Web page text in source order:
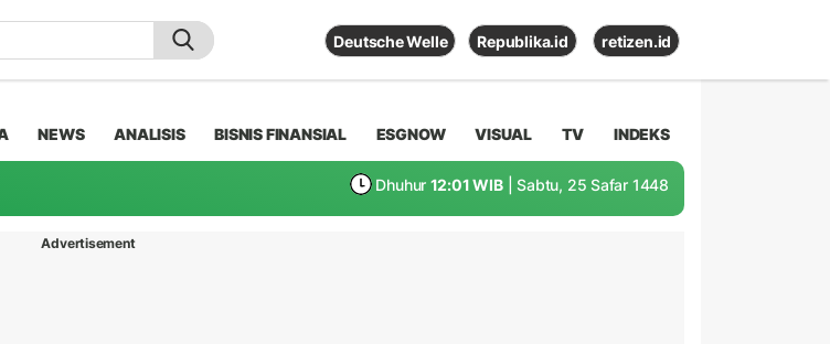
Deutsche Welle Republika.id retizen.id
NEWS ANALISIS BISNIS FINANSIAL ESGNOW VISUAL TV INDEKS
Dhuhur 12:01 WIB | Sabtu, 25 Safar 1448
Advertisement